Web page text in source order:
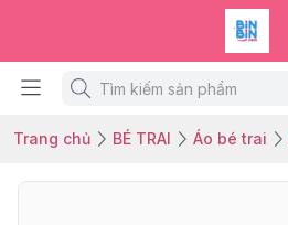
Trang chủ BÉ TRAI Áo bé trai